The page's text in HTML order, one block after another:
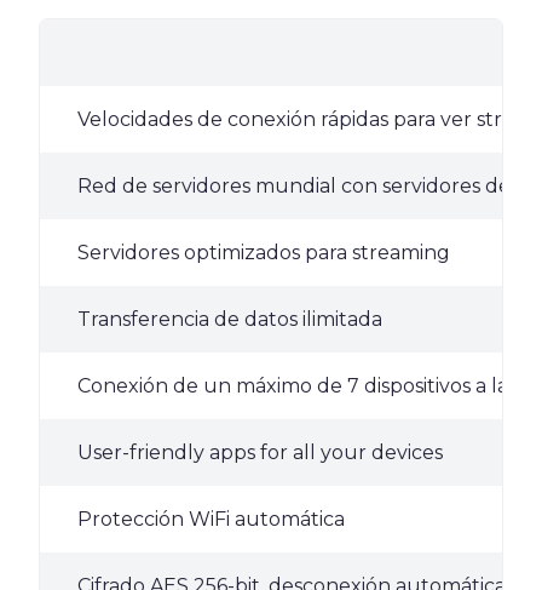
Velocidades de conexión rápidas para ver
Red de servidores mundial con servidores de
Servidores optimizados para streaming
Transferencia de datos ilimitada
Conexión de un máximo de 7 dispositivos a la
User-friendly apps for all your devices
Protección WiFi automática